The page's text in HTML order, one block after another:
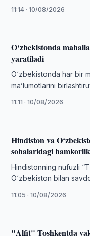
o‘rtasidagi oliy ta’lim, …
11:14 · 10/08/2026
O‘zbekistonda
yaratiladi
O‘zbekistonda har bir
maʼlumotlarini
11:11 · 10/08/2026
Hindiston va
sohalaridagi
Hindistonning nufuzli
O‘zbekiston bilan
bermoqda “Dunyo” …
11:05 · 10/08/2026
"Alfit" Toshkentda